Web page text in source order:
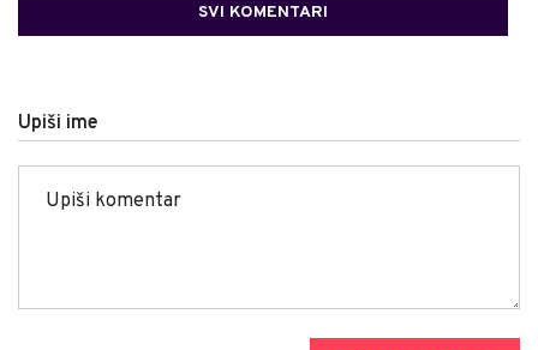
SVI KOMENTARI
Upiši ime